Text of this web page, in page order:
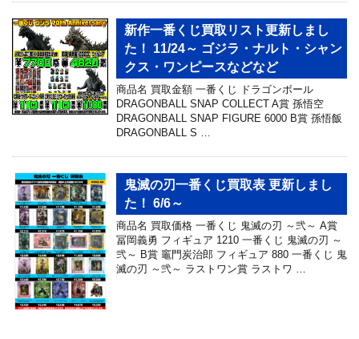
新作一番くじ買取リスト更新しまし
た！ 11/24～ ゴジラ・ナルト・シャン
クス・ワンピースなどなど
商品名 買取金額 一番くじ ドラゴンボール
DRAGONBALL SNAP COLLECT A賞 孫悟空
DRAGONBALL SNAP FIGURE 6000 B賞 孫悟飯
DRAGONBALL S …
鬼滅の刃一番くじ買取表 更新しまし
た！ 6/6～
商品名 買取価格 一番くじ 鬼滅の刃 ～弐～ A賞
冨岡義勇 フィギュア 1210 一番くじ 鬼滅の刃 ～
弐～ B賞 竈門炭治郎 フィギュア 880 一番くじ 鬼
滅の刃 ～弐～ ラストワン賞 ラストワ …